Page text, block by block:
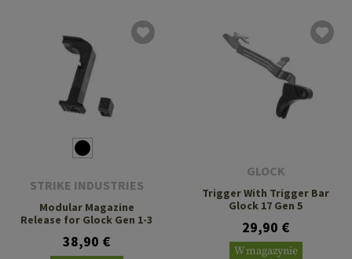
STRIKE INDUSTRIES
Modular Magazine
Release for Glock Gen 1-3
38,90 €
GLOCK
Trigger With Trigger Bar
Glock 17 Gen 5
29,90 €
W magazynie